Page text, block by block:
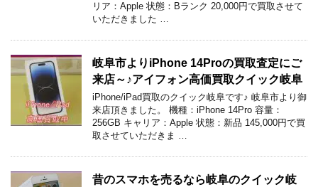
リア：Apple 状態：Bランク 20,000円で買取させて
いただきました …
岐阜市よりiPhone 14Proの買取査定にご
来店～♪アイフォン高価買取クイック岐阜
iPhone/iPad買取のクイック岐阜です♪ 岐阜市より御
来店頂きました。 機種：iPhone 14Pro 容量：
256GB キャリア：Apple 状態：新品 145,000円で買
取させていただきま …
昔のスマホを売るなら岐阜のクイック岐